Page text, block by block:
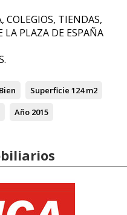
TIENDAS,
LA PLAZA DE ESPAÑA
Superficie 124 m2
Año 2015